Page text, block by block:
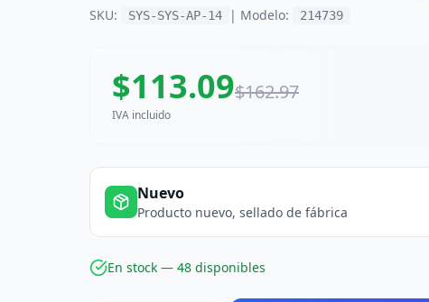
SKU: SYS-SYS-AP-14 | Modelo: 214739
$113.09$162.97
IVA incluido
Nuevo
Producto nuevo, sellado de fábrica
En stock — 48 disponibles